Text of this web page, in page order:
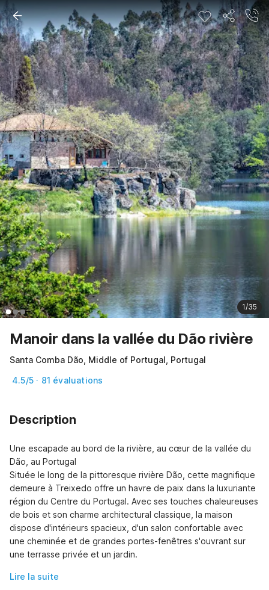
1/35
Manoir dans la vallée du Dão rivière
Santa Comba Dão, Middle of Portugal, Portugal
4.5/5 · 81 évaluations
Description
Une escapade au bord de la rivière, au cœur de la vallée du
Dão, au Portugal
Située le long de la pittoresque rivière Dão, cette magnifique
demeure à Treixedo offre un havre de paix dans la luxuriante
région du Centre du Portugal. Avec ses touches chaleureuses
de bois et son charme architectural classique, la maison
dispose d'intérieurs spacieux, d'un salon confortable avec
une cheminée et de grandes portes-fenêtres s'ouvrant sur
une terrasse privée et un jardin.
Lire la suite